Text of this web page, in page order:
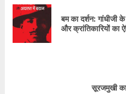
बम का दर्शन: गांधीजी
और क्रांतिकारियों का
सूरजमुखी